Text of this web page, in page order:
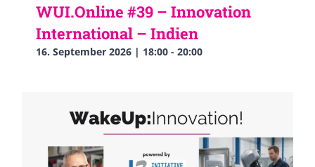
WUI.Online #39 – Innovation
International – Indien
16. September 2026 | 18:00 - 20:00